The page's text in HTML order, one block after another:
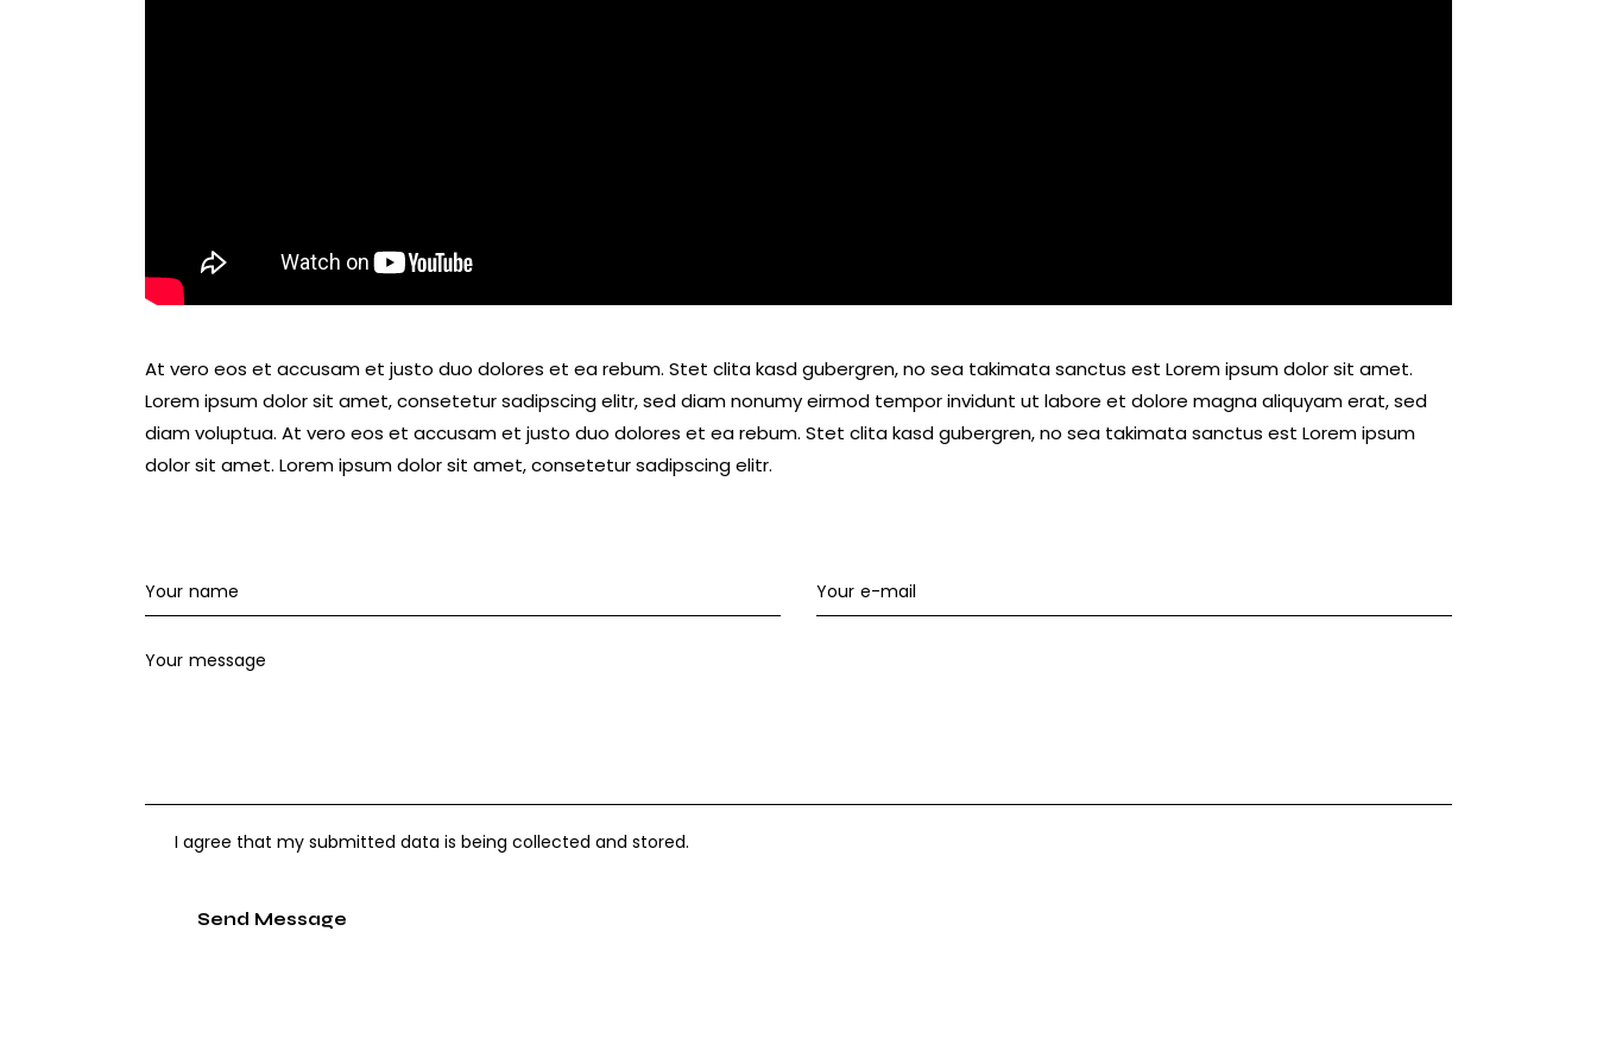
At vero eos et accusam et justo duo dolores et ea rebum. Stet clita kasd gubergren, no sea takimata sanctus est Lorem ipsum dolor sit amet.
Lorem ipsum dolor sit amet, consetetur sadipscing elitr, sed diam nonumy eirmod tempor invidunt ut labore et dolore magna aliquyam erat, sed
diam voluptua. At vero eos et accusam et justo duo dolores et ea rebum. Stet clita kasd gubergren, no sea takimata sanctus est Lorem ipsum
dolor sit amet. Lorem ipsum dolor sit amet, consetetur sadipscing elitr.
I agree that my submitted data is being collected and stored.
Send Message